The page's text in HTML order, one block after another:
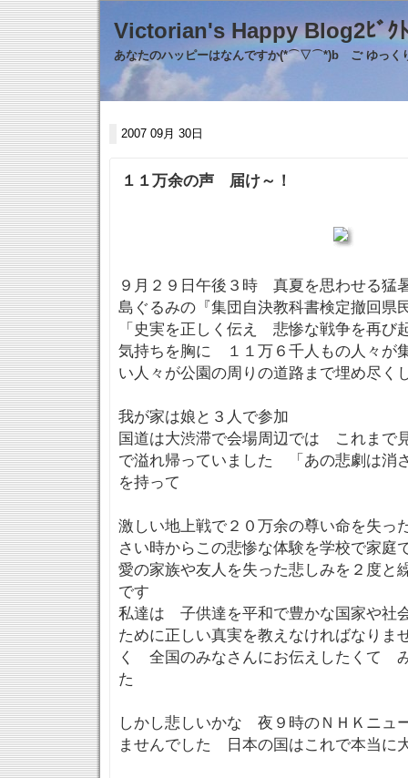
Victorian's Happy
あなたのハッピーはなんですか(*⌒▽⌒*)b ご ゆっく
2007 09月 30日
１１万余の声 届け～！
９月２９日午後３時 真夏を思わせる猛
島ぐるみの『集団自決教科書検定撤回県
「史実を正しく伝え 悲惨な戦争を再び
気持ちを胸に １１万６千人もの人々が
い人々が公園の周りの道路まで埋め尽く
我が家は娘と３人で参加
国道は大渋滞で会場周辺では これまで
で溢れ帰っていました 「あの悲劇は消
を持って
激しい地上戦で２０万余の尊い命を失
さい時からこの悲惨な体験を学校で家
愛の家族や友人を失った悲しみを２度と
です
私達は 子供達を平和で豊かな国家や社
ために正しい真実を教えなければなり
く 全国のみなさんにお伝えしたくて
た
しかし悲しいかな 夜９時のＮＨＫニュ
ませんでした 日本の国はこれで本当に